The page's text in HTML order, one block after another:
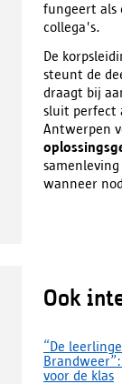
fungeert als
collega's.
De
steunt de
draagt bij
sluit perfect
Antwerpen
wanneer
Ook
“De
voor de klas